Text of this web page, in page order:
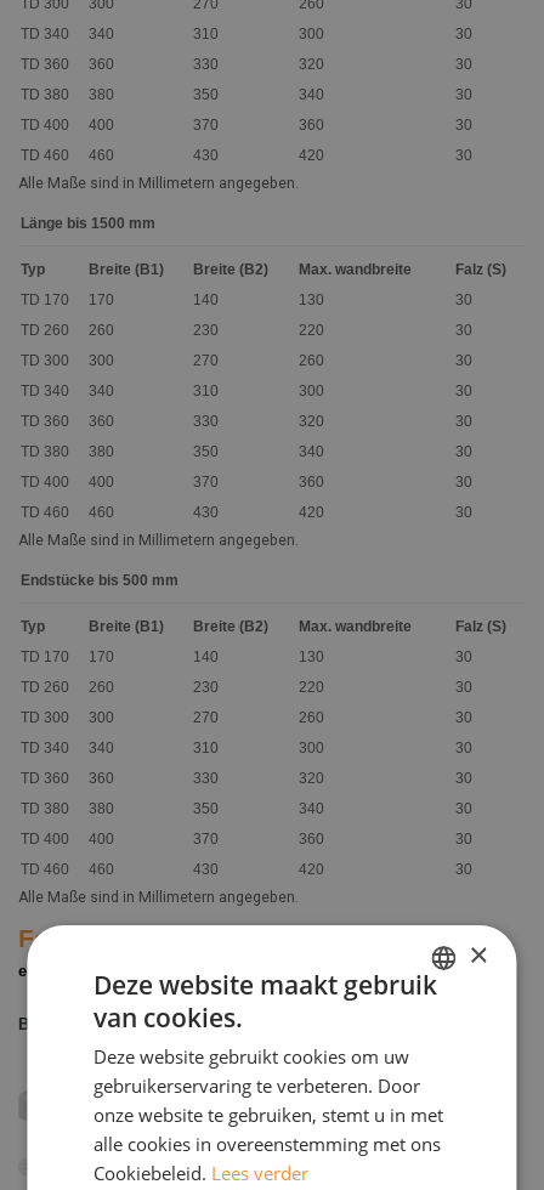
TD 300
300 270 260
30
TD 340
340 310 300
30
TD 360
360 330 320
30
TD 380
380 350 340
30
TD 400
400 370 360
30
TD 460
460 430 420
30
Alle Maße sind in Millimetern angegeben.
Länge bis 1500 mm
Typ Breite (B1) Breite (B2) Max. wandbreite
Falz (S)
TD 170
170 140 130
30
TD 260
260 230 220
30
TD 300
300 270 260
30
TD 340
340 310 300
30
TD 360
360 330 320
30
TD 380
380 350 340
30
TD 400
400 370 360
30
TD 460
460 430 420
30
Alle Maße sind in Millimetern angegeben.
Endstücke bis 500 mm
Typ Breite (B1) Breite (B2) Max. wandbreite
Falz (S)
TD 170
170 140 130
30
TD 260
260 230 220
30
TD 300
300 270 260
30
TD 340
340 310 300
30
TD 360
360 330 320
30
TD 380
380 350 340
30
TD 400
400 370 360
30
TD 460
460 430 420
30
Alle Maße sind in Millimetern angegeben.
Farben
Dieses Produkt ist in folgenden Farben und Texturen
erhältlich
Basisfarben
1 5 Erdbraun
×
Deze website maakt gebruik
van cookies.
Deze website gebruikt cookies om uw
gebruikerservaring te verbeteren. Door
onze website te gebruiken, stemt u in met
alle cookies in overeenstemming met ons
Cookiebeleid. Lees verder